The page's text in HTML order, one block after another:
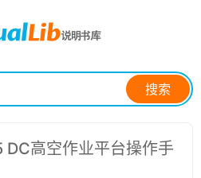
搜索
高空作业平台操作手